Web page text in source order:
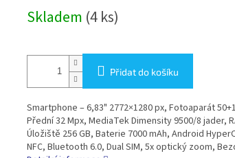
cena:
Skladem (4 ks)
Přidat do košíku
Smartphone – 6,83" 2772×1280 px, Fotoaparát
Přední 32 Mpx, MediaTek Dimensity 9500/8 jader,
Úložiště 256 GB, Baterie 7000 mAh, Android
NFC, Bluetooth 6.0, Dual SIM, 5x optický zoom,